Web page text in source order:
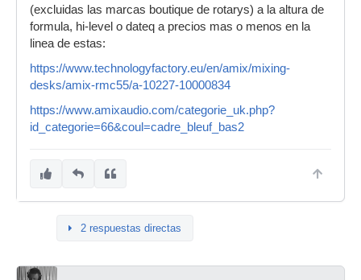
(excluidas las marcas boutique de rotarys) a la altura de
formula, hi-level o dateq a precios mas o menos en la
linea de estas:
https://www.technologyfactory.eu/en/amix/mixing-
desks/amix-rmc55/a-10227-10000834
https://www.amixaudio.com/categorie_uk.php?
id_categorie=66&coul=cadre_bleuf_bas2
2 respuestas directas